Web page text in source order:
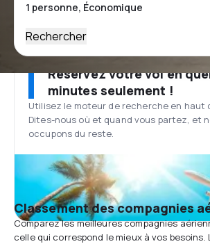
Rechercher
Réservez votre vol en
minutes seulement !
Utilisez le moteur de recherche en haut
Dites-nous où et quand vous partez, et
occupons du reste.
Classement des compagnies
Comparez les meilleures compagnies
celle qui correspond le mieux à vos besoins.